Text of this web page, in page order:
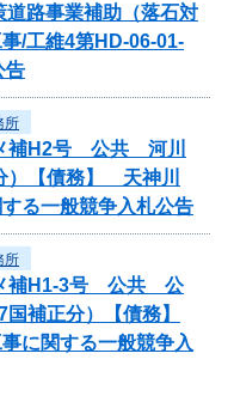
道路事業補助（落石対
/工維4第HD-06-01-
告
所
補H2号 公共 河川
）【債務】 天神川
る一般競争入札公告
所
メ補H1-3号 公共 公
補正分）【債務】
に関する一般競争入